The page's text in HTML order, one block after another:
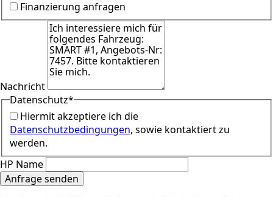
Finanzierung anfragen
Nachricht
Datenschutz*
Hiermit akzeptiere ich die
Datenschutzbedingungen, sowie kontaktiert zu
werden.
HP Name
Anfrage senden